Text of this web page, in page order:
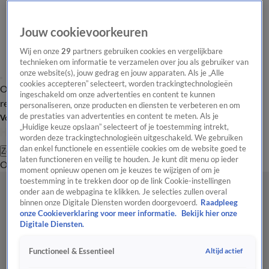
Overzicht Laatste nieuws Regionieuws Het beste van Hart
Tip de
redactie
Volg Hart van Nederland
Zoeken
OverzichtRegioUitzendingenWeerTip de redactiePanelVideo's
Jouw cookievoorkeuren
Wij en onze29 partners gebruiken cookies en vergelijkbare
technieken om informatie te verzamelen over jou als gebruiker van
onze website(s), jouw gedrag en jouw apparaten. Als je „Alle
cookies accepteren” selecteert, worden trackingtechnologieën
ingeschakeld om onze advertenties en content te kunnen
personaliseren, onze producten en diensten te verbeteren en om
de prestaties van advertenties en content te meten. Als je
„Huidige keuze opslaan” selecteert of je toestemming intrekt,
worden deze trackingtechnologieën uitgeschakeld. We gebruiken
dan enkel functionele en essentiële cookies om de website goed te
laten functioneren en veilig te houden. Je kunt dit menu op ieder
moment opnieuw openen om je keuzes te wijzigen of om je
toestemming in te trekken door op de link Cookie-instellingen
onder aan de webpagina te klikken. Je selecties zullen overal
binnen onze Digitale Diensten worden doorgevoerd. Raadpleeg
onze Cookieverklaring voor meer informatie.
Bekijk hier onze
Digitale Diensten.
Functioneel & Essentieel Altijd actief